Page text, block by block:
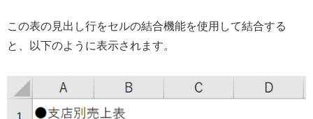
この表の見出し行をセルの結合機能を使用して結合する
と、以下のように表示されます。